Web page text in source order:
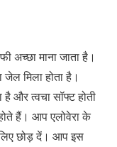
अच्छा माना जाता है।
मिला होता है।
और त्वचा सॉफ्ट होती
हैं। आप एलोवेरा के
छोड़ दें। आप इस